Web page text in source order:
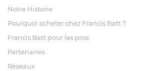
Notre Histoire
Pourquoi acheter chez Francis Batt ?
Francis Batt pour les pros
Partenaires
Réseaux